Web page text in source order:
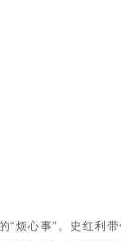
“烦心事”。史红利